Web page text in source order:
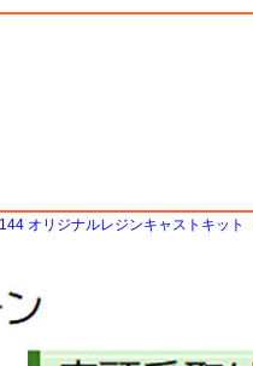
オリジナルレジンキャストキット